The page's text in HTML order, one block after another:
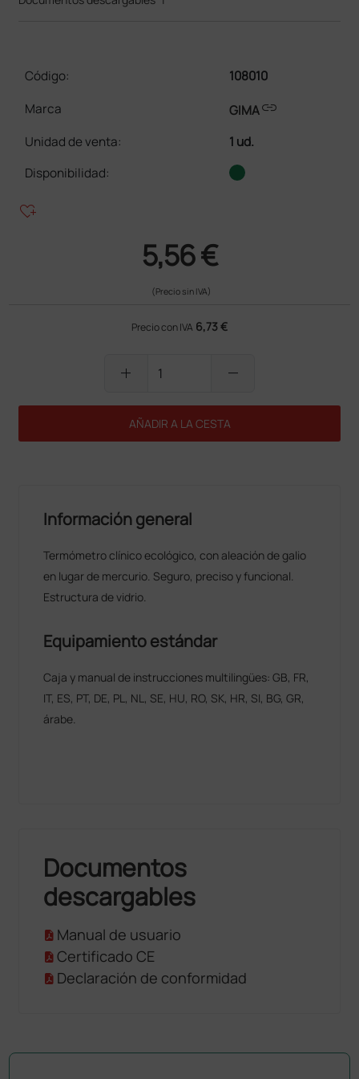
Código:
108010
Marca
GIMAlink
Unidad de venta:
1 ud.
Disponibilidad:
heart_plus
5,56 €
(Precio sin IVA)
Precio con IVA 6,73 €
add remove
AÑADIR A LA CESTA
Información general
Termómetro clínico ecológico, con aleación de galio
en lugar de mercurio. Seguro, preciso y funcional.
Estructura de vidrio.
Equipamiento estándar
Caja y manual de instrucciones multilingües: GB, FR,
IT, ES, PT, DE, PL, NL, SE, HU, RO, SK, HR, SI, BG, GR,
árabe.
Documentos
descargables
Manual de usuario
Certificado CE
Declaración de conformidad